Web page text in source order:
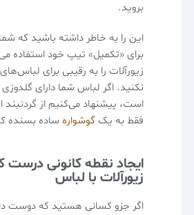
بروید.
این را به خاطر داشته باشید که شما
برای «تکمیل» تیپ خود استفاده
زیورآلات را به رقیبی برای
نکنید. اگر لباس شما دارای
است، پیشنهاد می‌کنیم از گردنبند
فقط به یکگوشواره ساده بسنده
ایجاد نقطه کانونی درست
زیورآلات با لباس‌
اگر جزو کسانی هستید که دوست